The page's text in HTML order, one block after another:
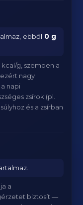
ebből 0 g
g, szemben a
nagy
napi
zsírok (pl.
és a zsírban
a
biztosít —